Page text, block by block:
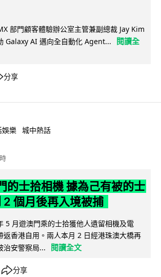
部門顧客體驗辦公室主管兼副總裁 Jay Kim
Galaxy AI 邁向全自動化 Agent...
閱讀全
分享
娛樂 城中熱話
的士拾相機 據為己有被的士
2 個月後再入境被捕
5 月遊澳門乘的士拾獲他人遺留相機及電
返香港自用。兩人本月 2 日經港珠澳大橋再
治安警察局...
閱讀全文
分享